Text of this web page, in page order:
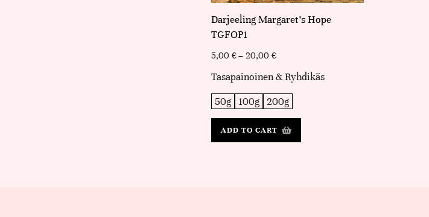
50g 100g 200g
Darjeeling Margaret's Hope
TGFOP1
5,00 € – 20,00 €
Tasapainoinen & Ryhdikäs
ADD TO CART